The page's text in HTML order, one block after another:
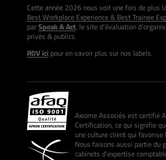
Cette année 2026 nous voit une fois de plus
Best Workplace Experience & Best Trainee
parSpeak & Act, le site d’évaluation
privés & publics.
RDV icipour en savoir plus sur nos labels.
Axiome Associés est certifié
Certification, ce qui signifie
une culture client qui favorise
Nous faisons aussi partie du
cabinets d’expertise